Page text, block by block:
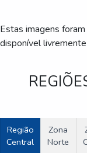
Estas imagens
disponível
Região
Central
Zona
Norte